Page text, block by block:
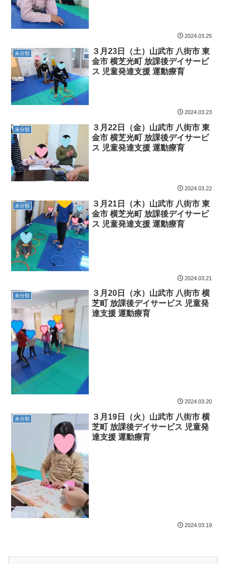
2024.03.25
未分類
３月23日（土）山武市 八街市 東
金市 横芝光町 放課後デイサービ
ス 児童発達支援 運動療育
2024.03.23
未分類
３月22日（金）山武市 八街市 東
金市 横芝光町 放課後デイサービ
ス 児童発達支援 運動療育
2024.03.22
未分類
３月21日（木）山武市 八街市 東
金市 横芝光町 放課後デイサービ
ス 児童発達支援 運動療育
2024.03.21
未分類
３月20日（水）山武市 八街市 横
芝町 放課後デイサービス 児童発
達支援 運動療育
2024.03.20
未分類
３月19日（火）山武市 八街市 横
芝町 放課後デイサービス 児童発
達支援 運動療育
2024.03.19